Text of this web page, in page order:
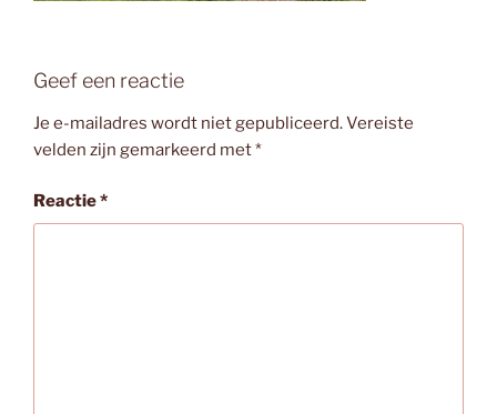
Geef een reactie
Je e-mailadres wordt niet gepubliceerd.Vereiste
velden zijn gemarkeerd met*
Reactie*